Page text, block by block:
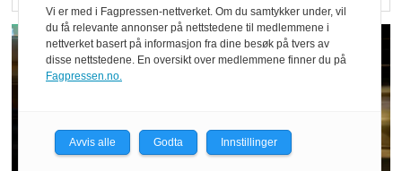
Vi er med i Fagpressen-nettverket. Om du samtykker under, vil
du få relevante annonser på nettstedene til medlemmene i
nettverket basert på informasjon fra dine besøk på tvers av
disse nettstedene. En oversikt over medlemmene finner du på
Fagpressen.no.
Avvis alle Godta Innstillinger